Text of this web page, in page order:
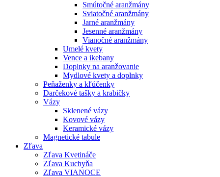
Smútočné aranžmány
Sviatočné aranžmány
Jarné aranžmány
Jesenné aranžmány
Vianočné aranžmány
Umelé kvety
Vence a ikebany
Doplnky na aranžovanie
Mydlové kvety a doplnky
Peňaženky a kľúčenky
Darčekové tašky a krabičky
Vázy
Sklenené vázy
Kovové vázy
Keramické vázy
Magnetické tabule
Zľava
Zľava Kvetináče
Zľava Kuchyňa
Zľava VIANOCE